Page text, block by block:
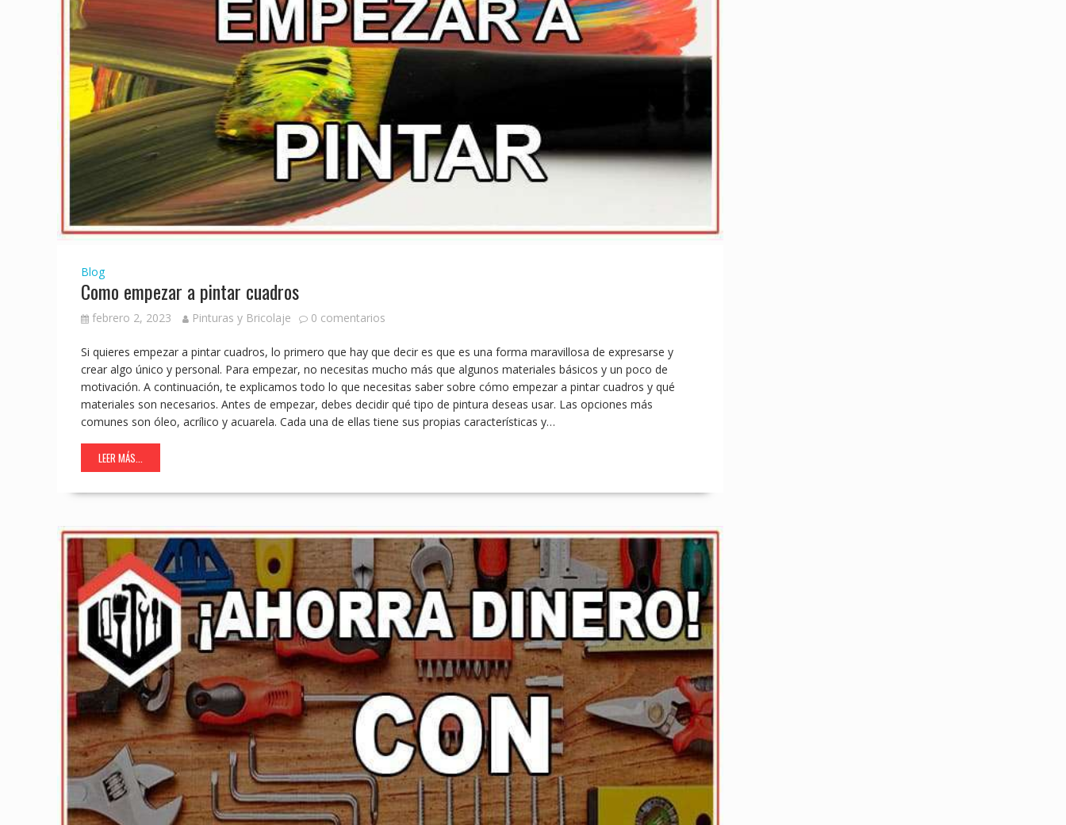
Blog
Como empezar a pintar cuadros
febrero 2, 2023 Pinturas y Bricolaje 0 comentarios
Si quieres empezar a pintar cuadros, lo primero que hay que decir es que es una forma maravillosa de expresarse y
crear algo único y personal. Para empezar, no necesitas mucho más que algunos materiales básicos y un poco de
motivación. A continuación, te explicamos todo lo que necesitas saber sobre cómo empezar a pintar cuadros y qué
materiales son necesarios. Antes de empezar, debes decidir qué tipo de pintura deseas usar. Las opciones más
comunes son óleo, acrílico y acuarela. Cada una de ellas tiene sus propias características y…
LEER MÁS...